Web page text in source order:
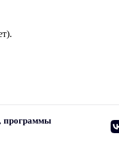
программы